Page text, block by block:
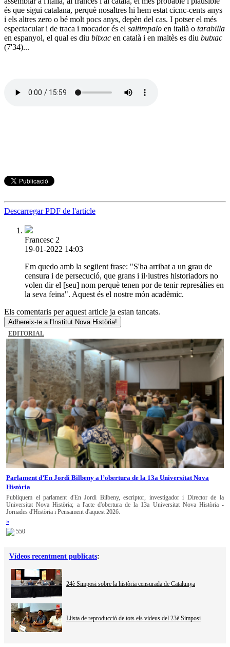
és que sigui catalana, perquè nosaltres hi hem estat cicnc-cents anys
i els altres zero o bé molt pocs anys, depèn del cas. I potser el més
espectacular i de traca i mocador és el saltimpalo en italià o tarabilla
en espanyol, el qual es diu bitxac en català i en maltès es diu butxac
(7'34)...
Descarregar PDF de l'article
Francesc 2
19-01-2022 14:03
Em quedo amb la següent frase: "S'ha arribat a un grau de
censura i de persecució, que grans i il·lustres historiadors no
volen dir el [seu] nom perquè tenen por de tenir represàlies en
la seva feina". Aquest és el nostre món acadèmic.
Els comentaris per aquest article ja estan tancats.
Adhereix-te a l'Institut Nova Història!
EDITORIAL
Parlament d’En Jordi Bilbeny a l’obertura de la 13a Universitat Nova
Història
Publiquem el parlament d'En Jordi Bilbeny, escriptor, investigador i Director de la
Universitat Nova Història; a l'acte d'obertura de la 13a Universitat Nova Història -
Jornades d'Història i Pensament d'aquest 2026.
»
550
Vídeos recentment publicats:
24è Simposi sobre la història censurada de Catalunya
Llista de reproducció de tots els videus del 23è Simposi